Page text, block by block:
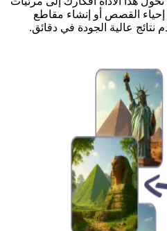
القصص أو إنشاء مقاطع
نتائج عالية الجودة في دقائق.